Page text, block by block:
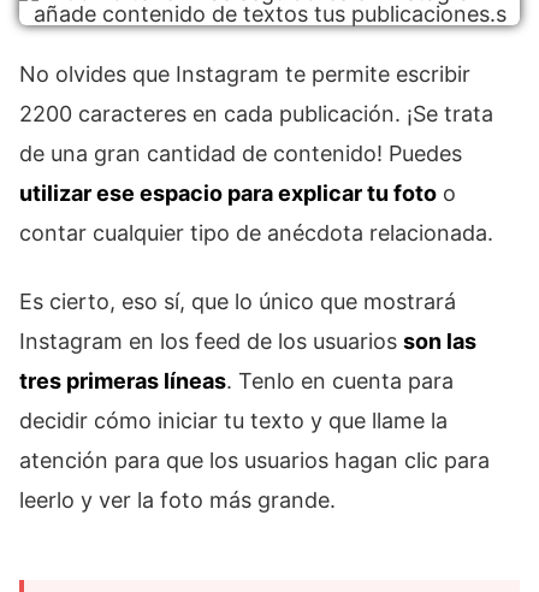
No olvides que Instagram te permite escribir
2200 caracteres en cada publicación. ¡Se trata
de una gran cantidad de contenido! Puedes
utilizar ese espacio para explicar tu foto o
contar cualquier tipo de anécdota relacionada.
Es cierto, eso sí, que lo único que mostrará
Instagram en los feed de los usuarios son las
tres primeras líneas. Tenlo en cuenta para
decidir cómo iniciar tu texto y que llame la
atención para que los usuarios hagan clic para
leerlo y ver la foto más grande.